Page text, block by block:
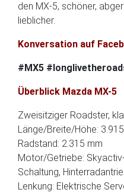
den MX-5, schöner,
lieblicher.
Konversation auf
#MX5
Überblick Mazda MX-5
Zweisitziger Roadster,
Länge/Breite/Höhe:
Radstand: 2.315 mm
Motor/Getriebe:
Schaltung,
Lenkung: Elektrische